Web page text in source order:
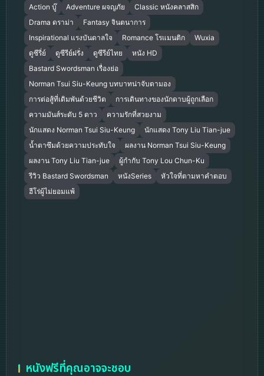
Action บู๊ Adventure ผจญภัย
Classic หนังคลาสสิก
Drama ดราม่า
Fantasy จินตนาการ
Inspirational แรงบันดาลใจ
Romance โรแมนติก
Wuxia
ดูซีรี่ย์
ดูซีรีย์ฝรั่ง ดูซีรีย์ไทย
หนัง HD
Bastard Swordsman เรื่องย่อ
Norman Tsui Siu-Keung บทบาทน่าจับตามอง
การต่อสู้ที่เดิมพันด้วยชีวิต
การเดินทางของนักดาบผู้ถูกเลือก
ความมันส์ระดับ 5 ดาว
ความรักที่สวยงาม
นักแสดง Norman Tsui Siu-Keung
นักแสดง Tony Liu Tian-jue
น้ำตาซึมด้วยความประทับใจ
ผลงาน Norman Tsui Siu-Keung
ผลงาน Tony Liu Tian-jue
ผู้กำกับ Tony Lou Chun-Ku
รีวิว Bastard Swordsman
หนังSeries
หัวใจที่ตามหาคำตอบ
ฮีโร่ผู้ไม่ยอมแพ้
หนังฟรีที่คุณอาจจะชอบ